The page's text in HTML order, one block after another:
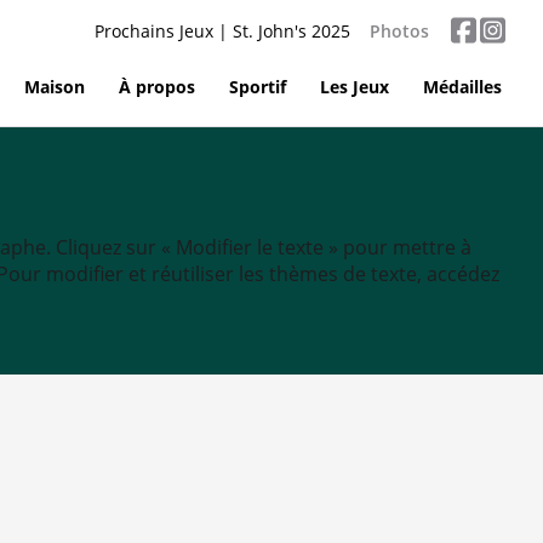
Prochains Jeux | St. John's 2025 Photos
Maison À propos Sportif Les Jeux Médailles
Cliquez sur « Modifier le texte » pour mettre à
modifier et réutiliser les thèmes de texte, accédez